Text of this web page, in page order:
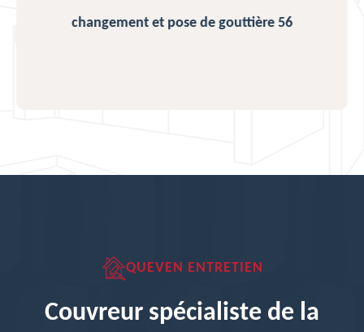
changement et pose de gouttière 56
QUEVEN ENTRETIEN
Couvreur spécialiste de la